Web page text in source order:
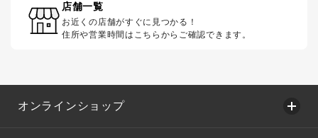
店舗一覧
お近くの店舗がすぐに見つかる！
住所や営業時間はこちらからご確認できます。
オンラインショップ